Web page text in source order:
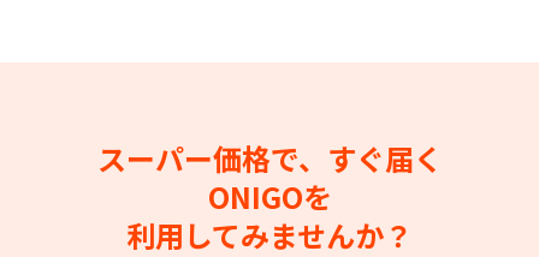
スーパー価格で、すぐ届く
ONIGOを
利用してみませんか？